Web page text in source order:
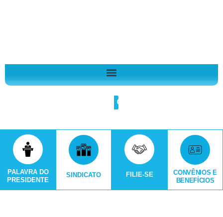
Search
PALAVRA DO
PRESIDENTE
SINDICATO FILIE-SE
CONVÊNIOS E
BENEFÍCIOS
o